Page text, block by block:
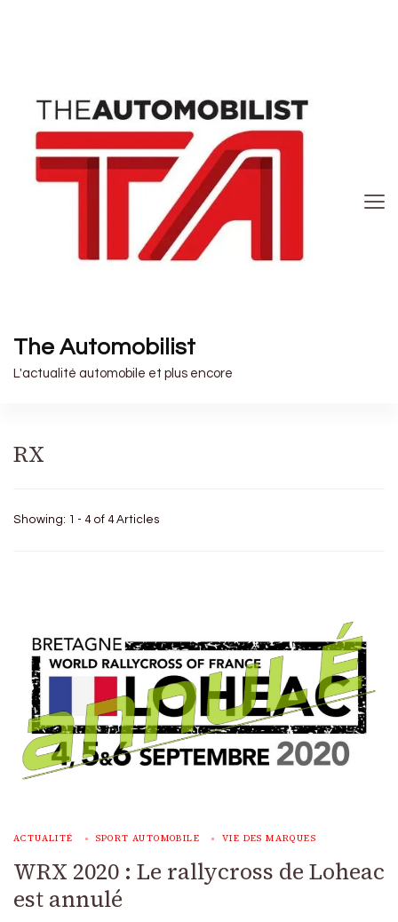
The Automobilist
L'actualité automobile et plus encore
RX
Showing: 1 - 4 of 4 Articles
ACTUALITÉ SPORT AUTOMOBILE VIE DES MARQUES
WRX 2020 : Le rallycross de Loheac
est annulé